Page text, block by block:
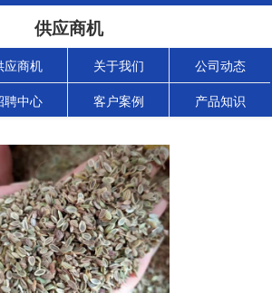
供应商机
应商机 关于我们 公司动态
聘中心 客户案例 产品知识